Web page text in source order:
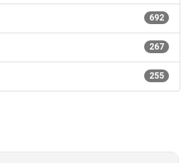
692
267
255